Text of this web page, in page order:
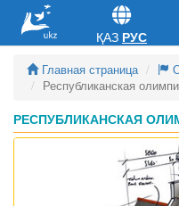
Главная страница
Республиканская
РЕСПУБЛИКАНСКАЯ
ҚАЗ РУС